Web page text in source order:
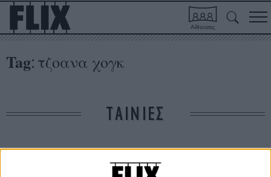
Αίθουσες
Tag: τζοανα χογκ
ΤΑΙΝΙΕΣ